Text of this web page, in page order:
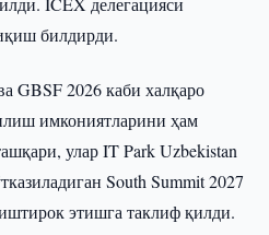
билдирди.
GBSF 2026 каби халқаро
имкониятларини ҳам
улар IT Park Uzbekistan
South Summit 2027
этишга таклиф қилди.